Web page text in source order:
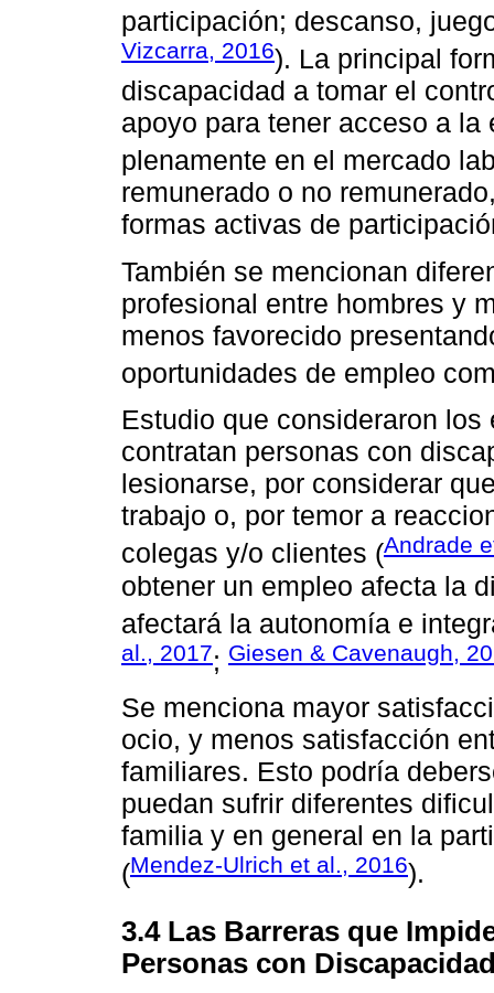
participación; descanso,
Vizcarra, 2016). La principal
discapacidad a tomar el
apoyo para tener acceso a
plenamente en el mercado
remunerado o no
formas activas de
También se mencionan
profesional entre hombres y
menos favorecido
oportunidades de empleo
Estudio que consideraron
contratan personas con
lesionarse, por considerar
trabajo o, por temor a
colegas y/o clientes (Andrade
obtener un empleo afecta la
afectará la autonomía e
al., 2017; Giesen & Cavenaugh,
Se menciona mayor
ocio, y menos satisfacción
familiares. Esto podría
puedan sufrir diferentes
familia y en general en la
(Mendez-Ulrich et al., 2016).
3.4 Las Barreras que
Personas con